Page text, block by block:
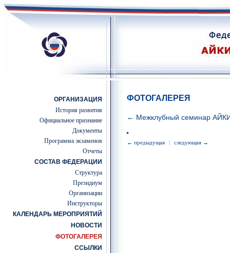
ОРГАНИЗАЦИЯ
История развития
Официальное признание
Документы
Программа экзаменов
Отчеты
СОСТАВ ФЕДЕРАЦИИ
Структура
Президиум
Организации
Инструкторы
КАЛЕНДАРЬ МЕРОПРИЯТИЙ
НОВОСТИ
ФОТОГАЛЕРЕЯ
ССЫЛКИ
ФОТОГАЛЕРЕЯ
← Межклубный семинар
← предыдущая | следующая →